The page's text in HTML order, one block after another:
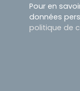
Pour en
données
politique de